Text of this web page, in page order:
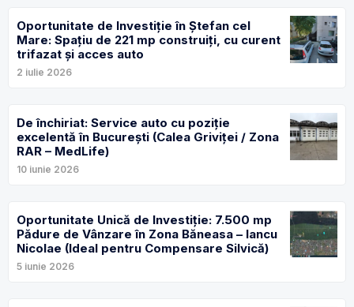
Oportunitate de Investiție în Ștefan cel
Mare: Spațiu de 221 mp construiți, cu curent
trifazat și acces auto
2 iulie 2026
De închiriat: Service auto cu poziție
excelentă în București (Calea Griviței / Zona
RAR – MedLife)
10 iunie 2026
Oportunitate Unică de Investiție: 7.500 mp
Pădure de Vânzare în Zona Băneasa – Iancu
Nicolae (Ideal pentru Compensare Silvică)
5 iunie 2026